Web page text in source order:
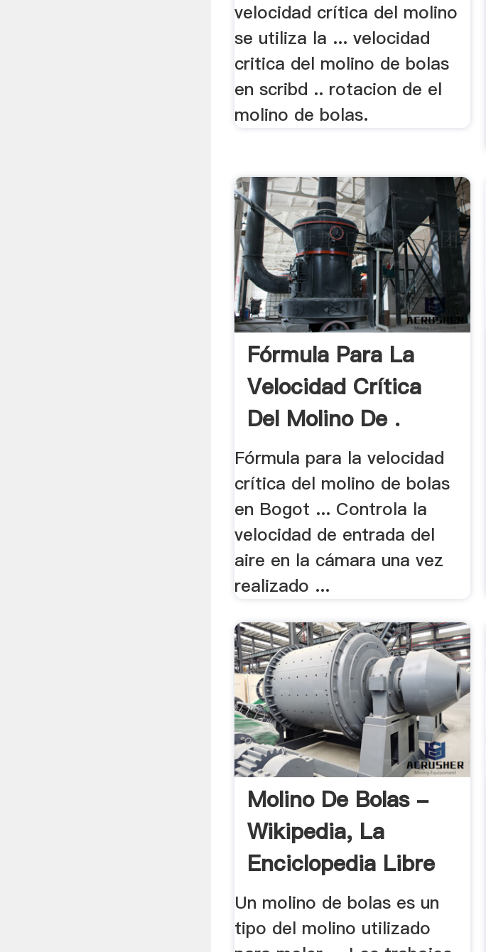
velocidad crítica del molino
se utiliza la ... velocidad
critica del molino de bolas
en scribd .. rotacion de el
molino de bolas.
Fórmula Para La
Velocidad Crítica
Del Molino De .
Fórmula para la velocidad
crítica del molino de bolas
en Bogot ... Controla la
velocidad de entrada del
aire en la cámara una vez
realizado ...
Molino De Bolas -
Wikipedia, La
Enciclopedia Libre
Un molino de bolas es un
tipo del molino utilizado